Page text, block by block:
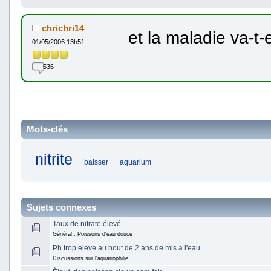
chrichri14
01/05/2006 13h51
536
et la maladie va-
Mots-clés
nitrite baisser aquarium
Sujets connexes
Taux de nitrate élevé
Général : Poissons d'eau douce
Ph trop eleve au bout de 2 ans de mis a l'eau
Discussions sur l'aquariophilie